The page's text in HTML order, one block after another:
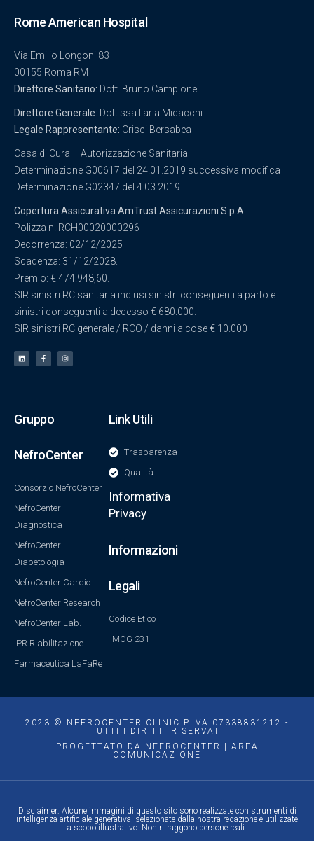
Rome American Hospital
Via Emilio Longoni 83
00155 Roma RM
Direttore Sanitario: Dott. Bruno Campione
Direttore Generale: Dott.ssa Ilaria Micacchi
Legale Rappresentante: Crisci Bersabea
Casa di Cura – Autorizzazione Sanitaria
Determinazione G00617 del 24.01.2019 successiva modifica
Determinazione G02347 del 4.03.2019
Copertura Assicurativa AmTrust Assicurazioni S.p.A.
Polizza n. RCH00020000296
Decorrenza: 02/12/2025
Scadenza: 31/12/2028.
Premio: € 474.948,60.
SIR sinistri RC sanitaria inclusi sinistri conseguenti a parto e
sinistri conseguenti a decesso € 680.000.
SIR sinistri RC generale / RCO / danni a cose € 10.000
Gruppo
NefroCenter
Consorzio NefroCenter
NefroCenter
Diagnostica
NefroCenter
Diabetologia
NefroCenter Cardio
NefroCenter Research
NefroCenter Lab.
IPR Riabilitazione
Farmaceutica LaFaRe
Link Utili
Trasparenza
Qualità
Informativa
Privacy
Informazioni
Legali
Codice Etico
MOG 231
2023 © NEFROCENTER CLINIC P.IVA 07338831212 -
TUTTI I DIRITTI RISERVATI
PROGETTATO DA NEFROCENTER | AREA
COMUNICAZIONE
Disclaimer: Alcune immagini di questo sito sono realizzate con strumenti di
intelligenza artificiale generativa, selezionate dalla nostra redazione e utilizzate
a scopo illustrativo. Non ritraggono persone reali.